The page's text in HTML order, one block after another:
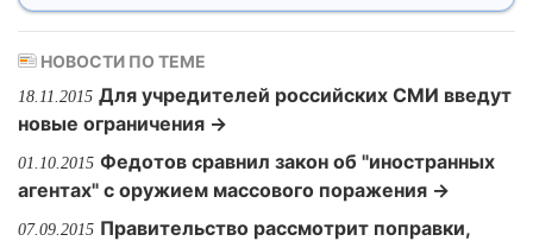
НОВОСТИ ПО ТЕМЕ
18.11.2015 Для учредителей российских СМИ введут
новые ограничения →
01.10.2015 Федотов сравнил закон об "иностранных
агентах" с оружием массового поражения →
07.09.2015 Правительство рассмотрит поправки,